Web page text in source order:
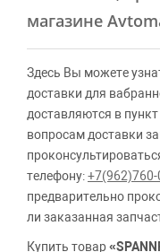
магазине
Здесь Вы можете
доставки для
доставляются в
вопросам доставки
телефону:+7(962)760-
предварительно
ли заказанная
Купить товар